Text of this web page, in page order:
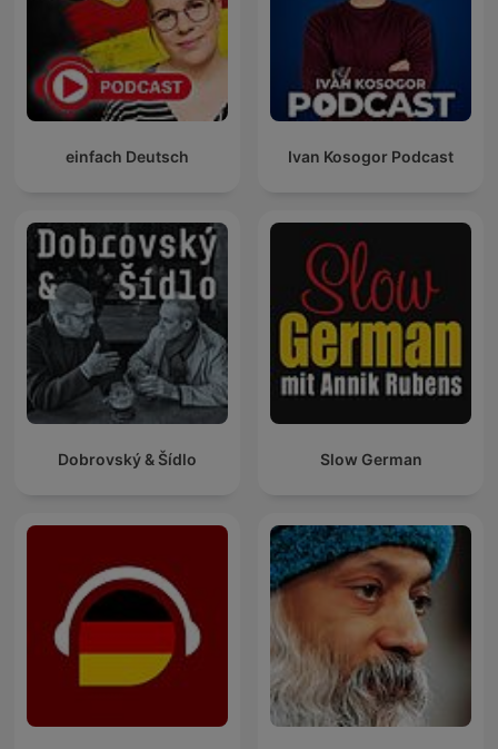
einfach Deutsch Ivan Kosogor Podcast
Dobrovský & Šídlo Slow German